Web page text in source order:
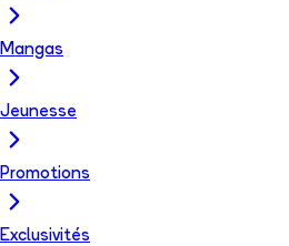
Mangas
Jeunesse
Promotions
Exclusivités